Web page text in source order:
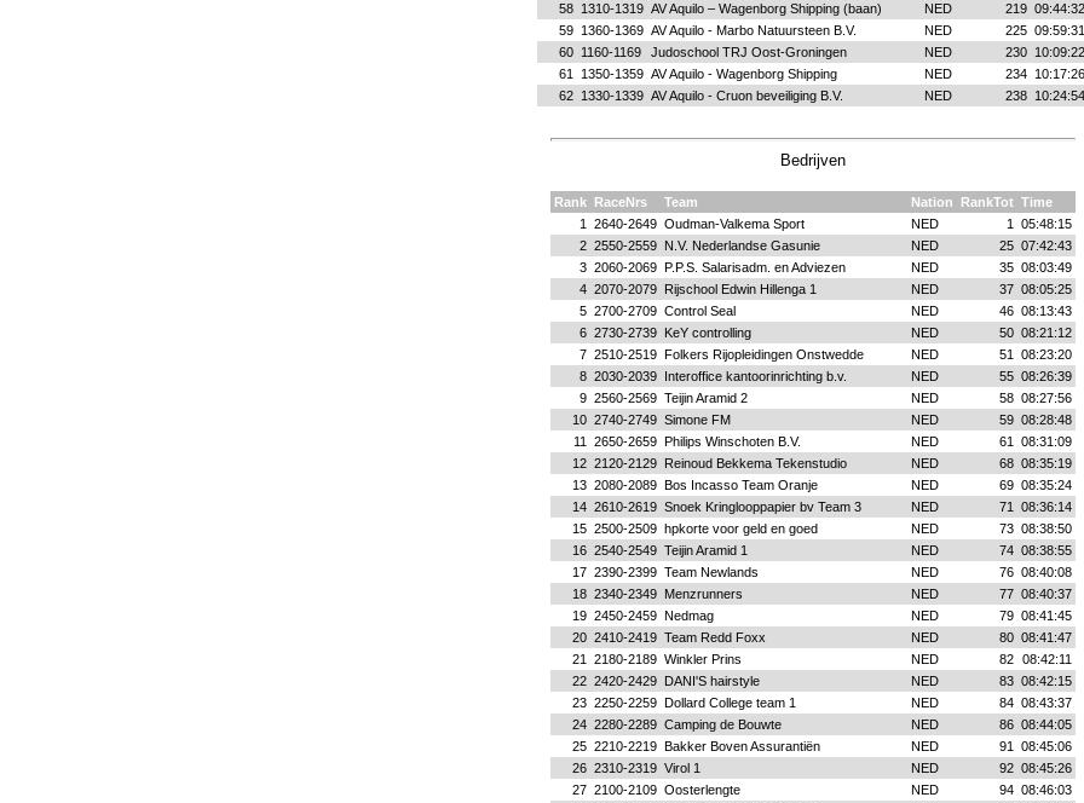
58 1310-1319 AV Aquilo – Wagenborg Shipping (baan) NED 219 09:44:32
59 1360-1369 AV Aquilo - Marbo Natuursteen B.V. NED 225 09:59:31
60 1160-1169 Judoschool TRJ Oost-Groningen NED 230 10:09:22
61
1350-1359 AV Aquilo - Wagenborg Shipping NED 234 10:17:26
62 1330-1339 AV Aquilo - Cruon beveiliging B.V. NED 238 10:24:54
Bedrijven
Rank RaceNrs Team Nation RankTot Time
1
2640-2649 Oudman-Valkema Sport NED 1
05:48:15
2 2550-2559 N.V. Nederlandse Gasunie NED 25 07:42:43
3 2060-2069 P.P.S. Salarisadm. en Adviezen NED 35 08:03:49
4 2070-2079 Rijschool Edwin Hillenga 1 NED 37 08:05:25
5 2700-2709 Control Seal NED 46 08:13:43
6 2730-2739 KeY controlling NED 50 08:21:12
7 2510-2519 Folkers Rijopleidingen Onstwedde NED 51
08:23:20
8 2030-2039 Interoffice kantoorinrichting b.v. NED 55 08:26:39
9 2560-2569 Teijin Aramid 2 NED 58 08:27:56
10 2740-2749 Simone FM NED 59 08:28:48
11
2650-2659 Philips Winschoten B.V. NED 61
08:31:09
12 2120-2129 Reinoud Bekkema Tekenstudio NED 68 08:35:19
13 2080-2089 Bos Incasso Team Oranje NED 69 08:35:24
14 2610-2619 Snoek Kringlooppapier bv Team 3 NED 71
08:36:14
15 2500-2509 hpkorte voor geld en goed NED 73 08:38:50
16 2540-2549 Teijin Aramid 1 NED 74 08:38:55
17 2390-2399 Team Newlands NED 76 08:40:08
18 2340-2349 Menzrunners NED 77 08:40:37
19 2450-2459 Nedmag NED 79 08:41:45
20 2410-2419 Team Redd Foxx NED 80 08:41:47
21
2180-2189 Winkler Prins NED 82 08:42:11
22 2420-2429 DANI'S hairstyle NED 83 08:42:15
23 2250-2259 Dollard College team 1 NED 84 08:43:37
24 2280-2289 Camping de Bouwte NED 86 08:44:05
25 2210-2219 Bakker Boven Assurantiën NED 91
08:45:06
26 2310-2319 Virol 1 NED 92 08:45:26
27 2100-2109 Oosterlengte NED 94 08:46:03